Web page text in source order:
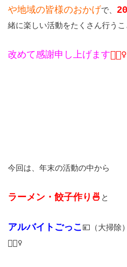
や地域の皆様のおかげで、
緒に楽しい活動をたくさん行う
改めて感謝申し上げます🙇🏻‍♀️
今回は、年末の活動の中から
ラーメン・餃子作り🍜 と
アルバイトごっこ 💴（大掃除
🙋🏻‍♀️